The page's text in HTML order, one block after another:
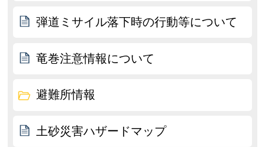
弾道ミサイル落下時の行動等について
竜巻注意情報について
避難所情報
土砂災害ハザードマップ